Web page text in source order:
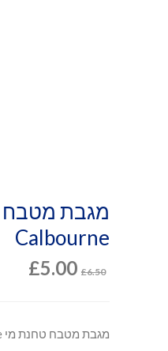
מגבת מטבח
Calbourne
£6.50
£5.00
מגבת מטבח טחנת מי Calbourne